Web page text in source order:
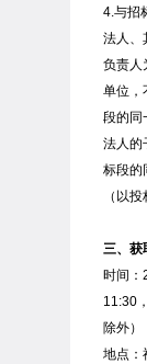
4.与招
法人、
负责人
单位，
段的同
法人的
标段的
（以
三、获
时间
11:30
除外）
地点：